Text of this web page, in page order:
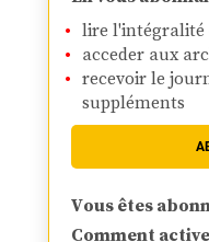
lire l'intégralité
acceder aux
recevoir le
suppléments
Vous êtes
Comment